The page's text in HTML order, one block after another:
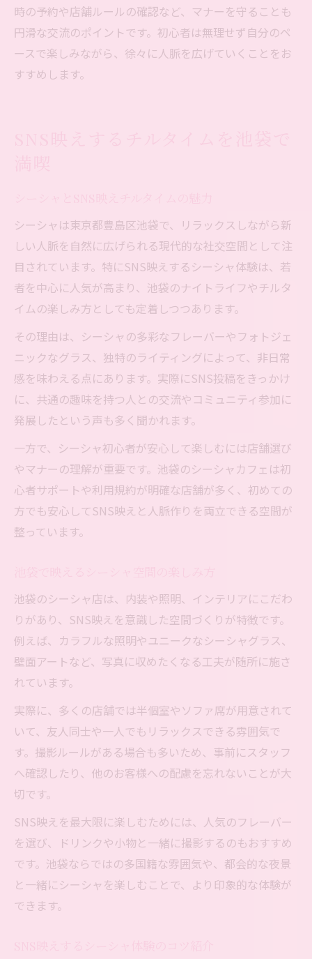
時の予約や店舗ルールの確認など、マナーを守ることも
円滑な交流のポイントです。初心者は無理せず自分のペ
ースで楽しみながら、徐々に人脈を広げていくことをお
すすめします。
シーシャは東京都豊島区池袋で、リラックスしながら新
しい人脈を自然に広げられる現代的な社交空間として注
目されています。特にSNS映えするシーシャ体験は、若
者を中心に人気が高まり、池袋のナイトライフやチルタ
イムの楽しみ方としても定着しつつあります。
その理由は、シーシャの多彩なフレーバーやフォトジェ
ニックなグラス、独特のライティングによって、非日常
感を味わえる点にあります。実際にSNS投稿をきっかけ
に、共通の趣味を持つ人との交流やコミュニティ参加に
発展したという声も多く聞かれます。
一方で、シーシャ初心者が安心して楽しむには店舗選び
やマナーの理解が重要です。池袋のシーシャカフェは初
心者サポートや利用規約が明確な店舗が多く、初めての
方でも安心してSNS映えと人脈作りを両立できる空間が
整っています。
池袋のシーシャ店は、内装や照明、インテリアにこだわ
りがあり、SNS映えを意識した空間づくりが特徴です。
例えば、カラフルな照明やユニークなシーシャグラス、
壁面アートなど、写真に収めたくなる工夫が随所に施さ
れています。
実際に、多くの店舗では半個室やソファ席が用意されて
いて、友人同士や一人でもリラックスできる雰囲気で
す。撮影ルールがある場合も多いため、事前にスタッフ
へ確認したり、他のお客様への配慮を忘れないことが大
切です。
SNS映えを最大限に楽しむためには、人気のフレーバー
を選び、ドリンクや小物と一緒に撮影するのもおすすめ
です。池袋ならではの多国籍な雰囲気や、都会的な夜景
と一緒にシーシャを楽しむことで、より印象的な体験が
できます。